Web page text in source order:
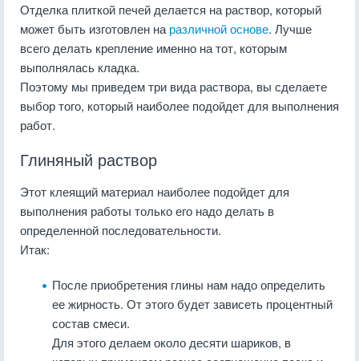
Отделка плиткой печей делается на раствор, который
может быть изготовлен на различной основе. Лучше
всего делать крепление именно на тот, которым
выполнялась кладка.
Поэтому мы приведем три вида раствора, вы сделаете
выбор того, который наиболее подойдет для выполнения
работ.
Глиняный раствор
Этот клеящий материал наиболее подойдет для
выполнения работы только его надо делать в
определенной последовательности.
Итак:
После приобретения глины нам надо определить
ее жирность. От этого будет зависеть процентный
состав смеси.
Для этого делаем около десяти шариков, в